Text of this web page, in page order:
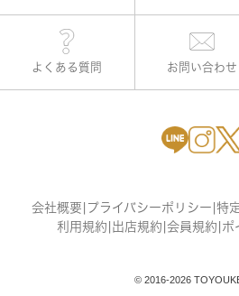
よくある質問 お問い合わせ
会社概要 プライバシーポリシー 特
利用規約 出店規約 会員規約 ポ
© 2016-2026